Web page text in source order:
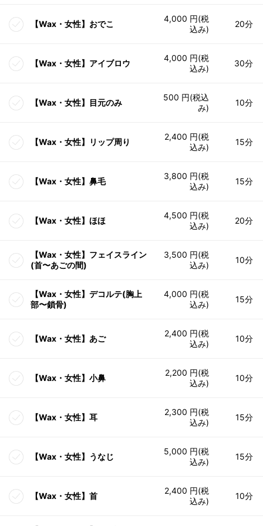
【Wax・女性】おでこ
4,000 円(税
込み)
20分
【Wax・女性】アイブロウ
4,000 円(税
込み)
30分
【Wax・女性】目元のみ
500 円(税込
み)
10分
【Wax・女性】リップ周り
2,400 円(税
込み)
15分
【Wax・女性】鼻毛
3,800 円(税
込み)
15分
【Wax・女性】ほほ
4,500 円(税
込み)
20分
【Wax・女性】フェイスライン
(首〜あごの間)
3,500 円(税
込み)
10分
【Wax・女性】デコルテ(胸上
部〜鎖骨)
4,000 円(税
込み)
15分
【Wax・女性】あご
2,400 円(税
込み)
10分
【Wax・女性】小鼻
2,200 円(税
込み)
10分
【Wax・女性】耳
2,300 円(税
込み)
15分
【Wax・女性】うなじ
5,000 円(税
込み)
15分
【Wax・女性】首
2,400 円(税
込み)
10分